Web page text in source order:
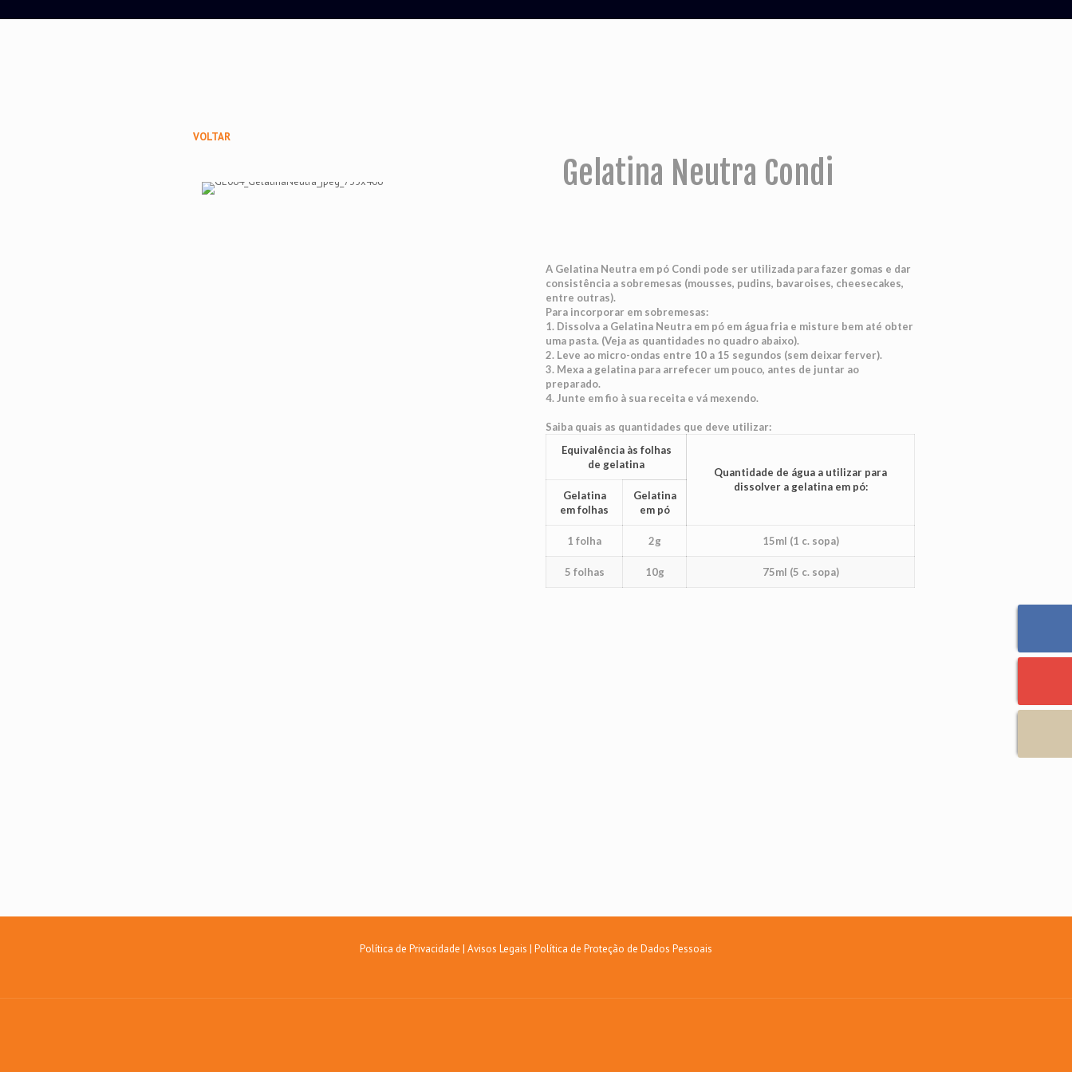
VOLTAR
Gelatina Neutra Condi
A Gelatina Neutra em pó Condi pode ser utilizada para fazer gomas e dar
consistência a sobremesas (mousses, pudins, bavaroises, cheesecakes,
entre outras).
Para incorporar em sobremesas:
1. Dissolva a Gelatina Neutra em pó em água fria e misture bem até obter
uma pasta. (Veja as quantidades no quadro abaixo).
2. Leve ao micro-ondas entre 10 a 15 segundos (sem deixar ferver).
3. Mexa a gelatina para arrefecer um pouco, antes de juntar ao
preparado.
4. Junte em fio à sua receita e vá mexendo.
Saiba quais as quantidades que deve utilizar:
Equivalência às folhas
de gelatina
Quantidade de água a utilizar para
dissolver a gelatina em pó:
Gelatina
em folhas
Gelatina
em pó
1 folha 2g 15ml (1 c. sopa)
5 folhas 10g 75ml (5 c. sopa)
Política de Privacidade | Avisos Legais | Política de Proteção de Dados Pessoais